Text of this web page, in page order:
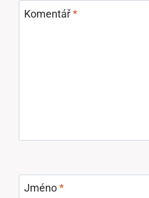
Komentář*
Jméno*